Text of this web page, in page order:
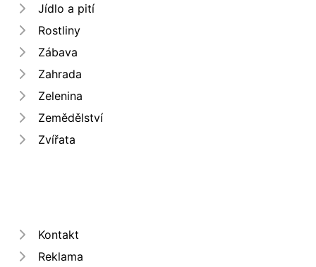
Jídlo a pití
Rostliny
Zábava
Zahrada
Zelenina
Zemědělství
Zvířata
Kontakt
Reklama